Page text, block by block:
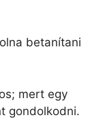
betanítani
mert egy
gondolkodni.